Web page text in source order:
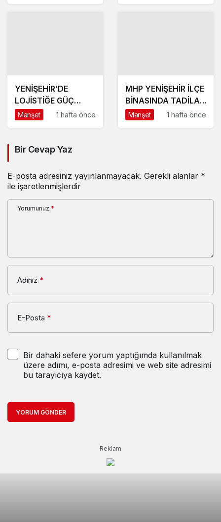
YENİŞEHİR’DE
LOJİSTİĞE GÜÇ
KATACAK ADIM
Manşet 1 hafta önce
MHP YENİŞEHİR İLÇE
BİNASINDA TADİLAT
BAŞLADI
Manşet 1 hafta önce
Bir Cevap Yaz
E-posta adresiniz yayınlanmayacak. Gerekli alanlar *
ile işaretlenmişlerdir
Yorumunuz *
Adınız *
E-Posta *
Bir dahaki sefere yorum yaptığımda kullanılmak
üzere adımı, e-posta adresimi ve web site adresimi
bu tarayıcıya kaydet.
YORUM GÖNDER
Reklam